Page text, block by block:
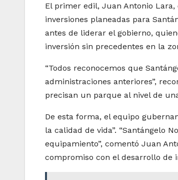
El primer edil, Juan Antonio
inversiones planeadas para
antes de liderar el gobierno,
inversión sin precedentes en la
“Todos reconocemos que
administraciones anteriores”,
precisan un parque al nivel de
De esta forma, el equipo
la calidad de vida”. “Santángelo
equipamiento”, comentó Juan
compromiso con el desarrollo de